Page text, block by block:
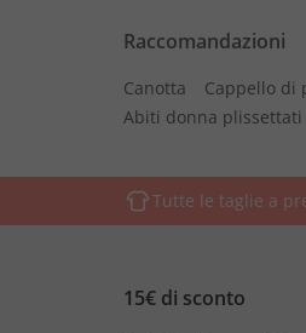
Raccomandazioni
Canotta Cappello di
Abiti donna plissettati
Tutte le taglie a
15€ di sconto